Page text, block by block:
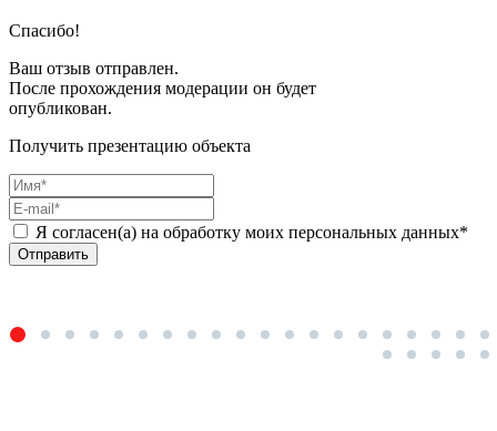
Спасибо!
Ваш отзыв отправлен.
После прохождения модерации он будет
опубликован.
Получить презентацию объекта
Я согласен(а) на обработку моих персональных данных*